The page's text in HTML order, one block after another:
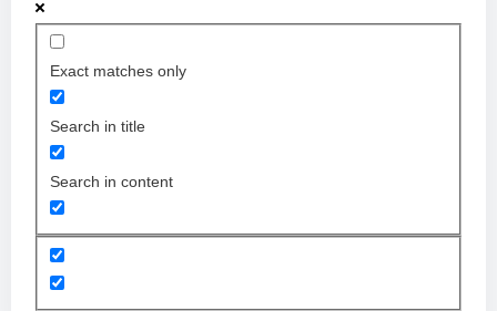
Exact matches only
Search in title
Search in content